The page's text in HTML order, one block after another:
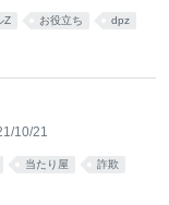
Z お役立ち dpz
10/21
当たり屋 詐欺